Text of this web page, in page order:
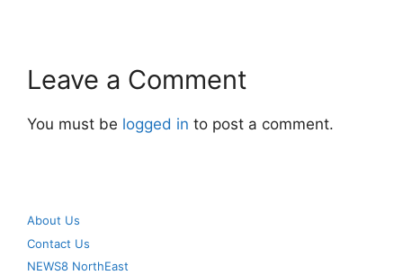
Leave a Comment
You must be logged in to post a comment.
About Us
Contact Us
NEWS8 NorthEast